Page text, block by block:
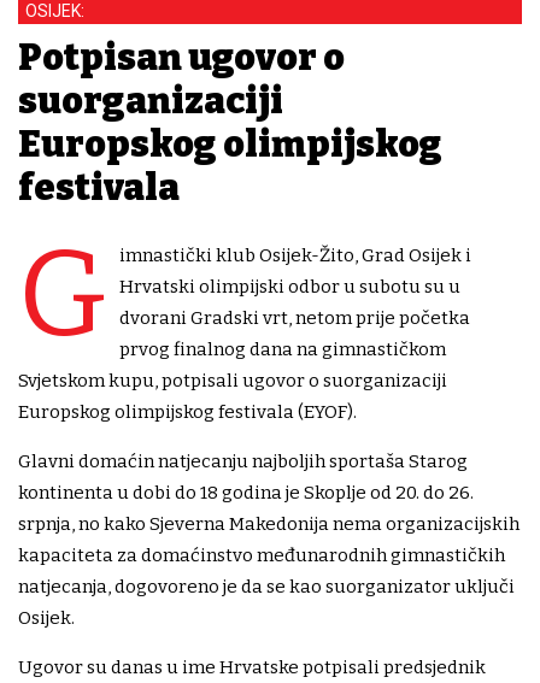
OSIJEK:
Potpisan ugovor o
suorganizaciji
Europskog olimpijskog
festivala
G
imnastički klub Osijek-Žito, Grad Osijek i
Hrvatski olimpijski odbor u subotu su u
dvorani Gradski vrt, netom prije početka
prvog finalnog dana na gimnastičkom
Svjetskom kupu, potpisali ugovor o suorganizaciji
Europskog olimpijskog festivala (EYOF).
Glavni domaćin natjecanju najboljih sportaša Starog
kontinenta u dobi do 18 godina je Skoplje od 20. do 26.
srpnja, no kako Sjeverna Makedonija nema organizacijskih
kapaciteta za domaćinstvo međunarodnih gimnastičkih
natjecanja, dogovoreno je da se kao suorganizator uključi
Osijek.
Ugovor su danas u ime Hrvatske potpisali predsjednik